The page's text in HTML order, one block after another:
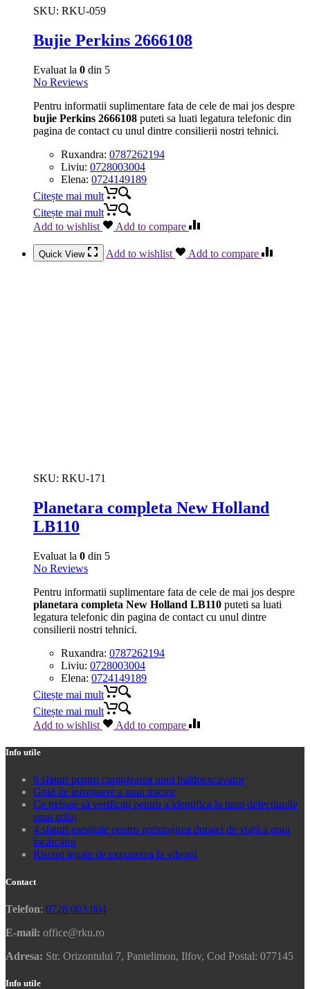
SKU: RKU-059
Bujie Perkins 2666108
Evaluat la 0 din 5
No Reviews
Pentru informatii suplimentare fata de cele de mai jos despre
bujie Perkins 2666108 puteti sa luati legatura telefonic din
pagina de contact cu unul dintre consilierii nostri tehnici.
Ruxandra: 0787262194
Liviu: 0728003004
Elena: 0724149189
Citește mai mult
Citește mai mult
Add to wishlist
Add to compare
Quick View Add to wishlist Add to compare
SKU: RKU-171
Planetara completa New Holland
LB110
Evaluat la 0 din 5
No Reviews
Pentru informatii suplimentare fata de cele de mai jos despre
planetara completa New Holland LB110 puteti sa luati
legatura telefonic din pagina de contact cu unul dintre
consilierii nostri tehnici.
Ruxandra: 0787262194
Liviu: 0728003004
Elena: 0724149189
Citește mai mult
Citește mai mult
Add to wishlist
Add to compare
Info utile
6 sfaturi pentru cumpărarea unui buldoexcavator
Ghid de întreținere a unui tractor
Ce trebuie să verificați pentru a identifica la timp defecțiunile
unui utilaj
4 sfaturi esențiale pentru prelungirea duratei de viață a unui
încărcător
Riscuri legate de expunerea la vibrații
Contact
Telefon: 0728 003 004
E-mail: office@rku.ro
Adresa: Str. Orizontului 7, Pantelimon, Ilfov, Cod Postal: 077145
Info utile